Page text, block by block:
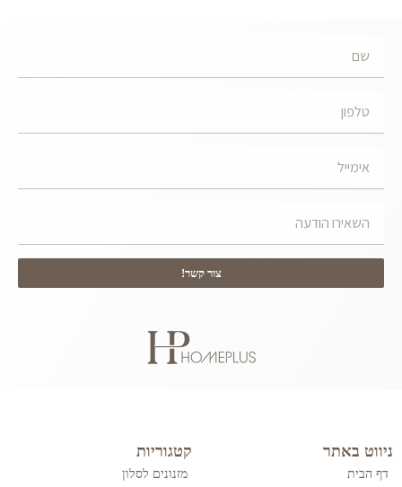
צור קשר!
ניווט באתר
דף הבית
קטגוריות
מזנונים לסלון